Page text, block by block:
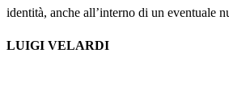
identità, anche all’interno di un eventuale
LUIGI VELARDI